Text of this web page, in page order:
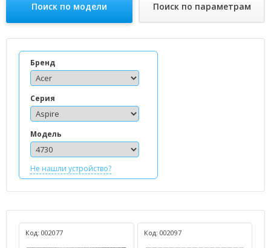
Поиск по модели Поиск по параметрам
Бренд
Серия
Модель
Не нашли устройство?
Код: 002077 Код: 002097